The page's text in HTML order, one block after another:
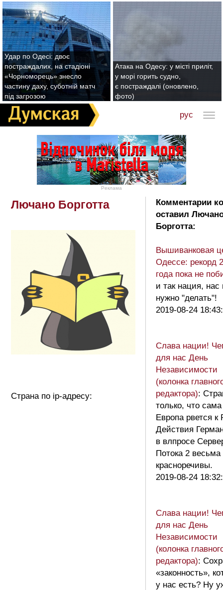
Удар по Одесі: двоє
постраждалих, на стадіоні
«Чорноморець» знесло
частину даху, суботній матч
під загрозою
Атака на Одесу: у місті приліт,
у морі горить судно,
є постраждалі (оновлено,
фото)
рус
Реклама
Лючано Борготта
Страна по ip-адресу:
Комментарии
оставил
Борготта:
Вышиванковая
Одессе: рекорд
года пока не
и так нация, нас
нужно "делать"!
2019-08-24
Слава нации!
для нас День
Независимости
(колонка
редактора):
только, что сама
Европа рвется к
Действия
в влпросе
Потока 2 весьма
красноречивы.
2019-08-24
Слава нации!
для нас День
Независимости
(колонка
редактора):
«законность»,
у нас есть? Ну